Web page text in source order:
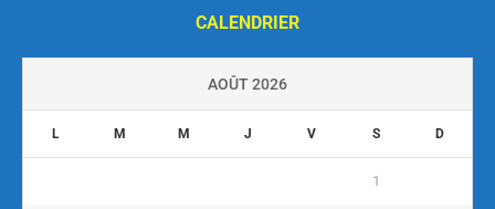
CALENDRIER
AOÛT 2026
L M M J V S D
1